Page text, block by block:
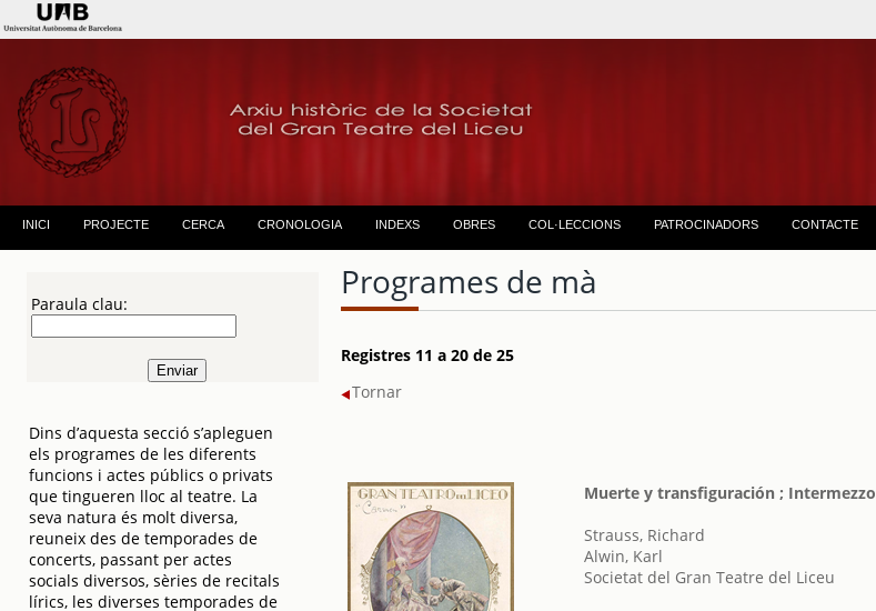
INICI PROJECTE CERCA CRONOLOGIA INDEXS OBRES COL·LECCIONS PATROCINADORS CONTACTE
Paraula clau:
Dins d’aquesta secció s’apleguen
els programes de les diferents
funcions i actes públics o privats
que tingueren lloc al teatre. La
seva natura és molt diversa,
reuneix des de temporades de
concerts, passant per actes
socials diversos, sèries de recitals
lírics, les diverses temporades de
Programes de mà
Registres 11 a 20 de 25
Tornar
Muerte y transfiguración ; Intermezzo
Strauss, Richard
Alwin, Karl
Societat del Gran Teatre del Liceu